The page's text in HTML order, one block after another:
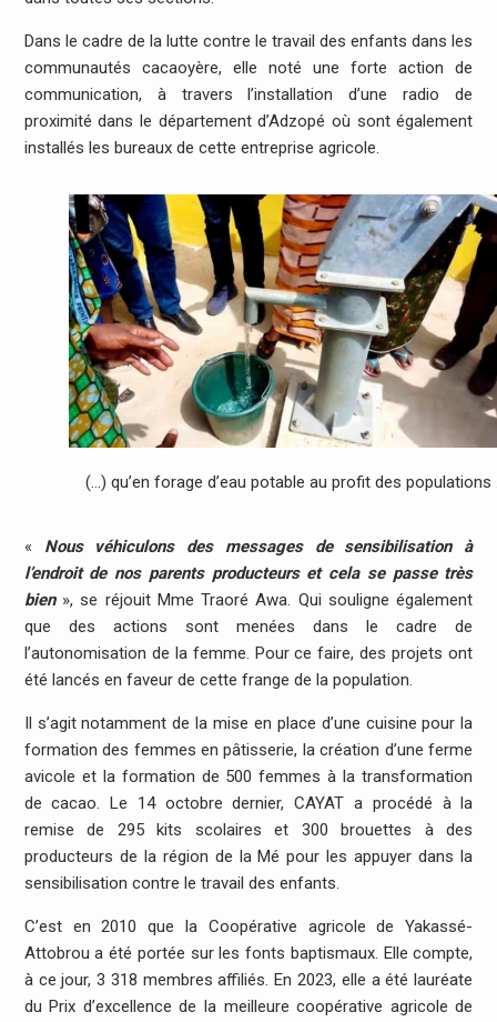
Dans le cadre de la lutte contre le travail des enfants dans les
communautés cacaoyère, elle noté une forte action de
communication, à travers l’installation d’une radio de
proximité dans le département d’Adzopé où sont également
installés les bureaux de cette entreprise agricole.
(…) qu’en forage d’eau potable au profit des populations
« Nous véhiculons des messages de sensibilisation à
l’endroit de nos parents producteurs et cela se passe très
bien», se réjouit Mme Traoré Awa. Qui souligne également
que des actions sont menées dans le cadre de
l’autonomisation de la femme. Pour ce faire, des projets ont
été lancés en faveur de cette frange de la population.
Il s’agit notamment de la mise en place d’une cuisine pour la
formation des femmes en pâtisserie, la création d’une ferme
avicole et la formation de 500 femmes à la transformation
de cacao. Le 14 octobre dernier, CAYAT a procédé à la
remise de 295 kits scolaires et 300 brouettes à des
producteurs de la région de la Mé pour les appuyer dans la
sensibilisation contre le travail des enfants.
C’est en 2010 que la Coopérative agricole de Yakassé-
Attobrou a été portée sur les fonts baptismaux. Elle compte,
à ce jour, 3 318 membres affiliés. En 2023, elle a été lauréate
du Prix d’excellence de la meilleure coopérative agricole de